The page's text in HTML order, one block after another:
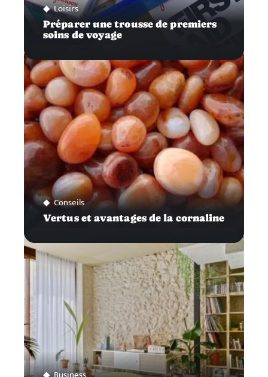
Loisirs
Préparer une trousse de premiers
soins de voyage
Conseils
Vertus et avantages de la cornaline